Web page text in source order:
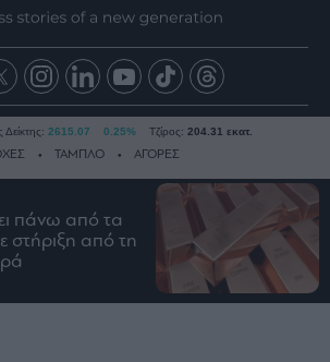
Δείκτης: 2615.07 0.25% Τζίρος: 204.31 εκατ.
ΤΑΜΠΛΟ ΑΓΟΡΕΣ
πάνω από τα
στήριξη από τη